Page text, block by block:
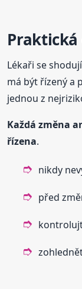
Lékaři se
má být řízený a
jednou z
Každá změna
řízena.
nikdy
před